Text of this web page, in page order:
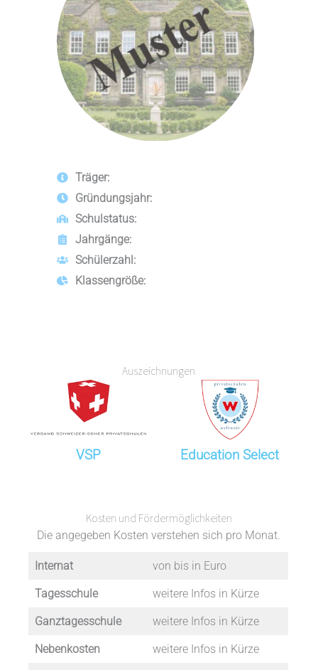
Träger:
Gründungsjahr:
Schulstatus:
Jahrgänge:
Schülerzahl:
Klassengröße:
Auszeichnungen
VSP Education Select
Kosten und Fördermöglichkeiten
Die angegeben Kosten verstehen sich pro Monat.
Internat von bis in Euro
Tagesschule weitere Infos in Kürze
Ganztagesschule weitere Infos in Kürze
Nebenkosten weitere Infos in Kürze